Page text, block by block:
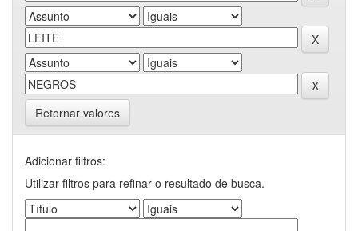
Retornar valores
Adicionar filtros:
Utilizar filtros para refinar o resultado de busca.